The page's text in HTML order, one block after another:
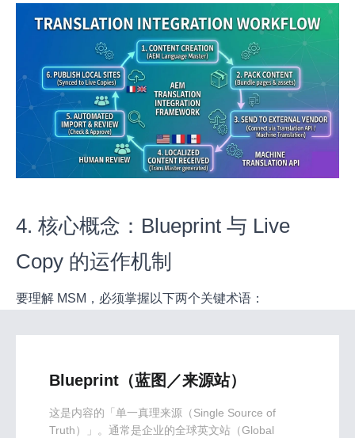
4. 核心概念：Blueprint 与 Live
Copy 的运作机制
要理解 MSM，必须掌握以下两个关键术语：
Blueprint（蓝图／来源站）
这是内容的「单一真理来源（Single Source of
Truth）」。通常是企业的全球英文站（Global